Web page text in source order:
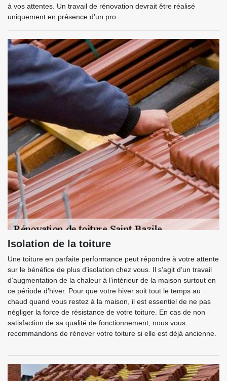
à vos attentes. Un travail de rénovation devrait être réalisé
uniquement en présence d’un pro.
Isolation de la toiture
Une toiture en parfaite performance peut répondre à votre attente
sur le bénéfice de plus d’isolation chez vous. Il s’agit d’un travail
d’augmentation de la chaleur à l’intérieur de la maison surtout en
ce période d’hiver. Pour que votre hiver soit tout le temps au
chaud quand vous restez à la maison, il est essentiel de ne pas
négliger la force de résistance de votre toiture. En cas de non
satisfaction de sa qualité de fonctionnement, nous vous
recommandons de rénover votre toiture si elle est déjà ancienne.